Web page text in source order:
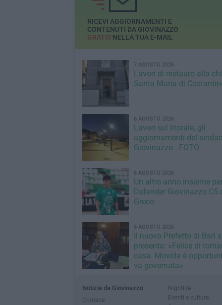
RICEVI AGGIORNAMENTI E
CONTENUTI DA GIOVINAZZO
GRATISNELLA TUA E-MAIL
7 AGOSTO 2026
Lavori di restauro alla
Santa Maria di
6 AGOSTO 2026
Lavori sul litorale, gli
aggiornamenti del
Giovinazzo - FOTO
6 AGOSTO 2026
Un altro anno insieme
Defender Giovinazzo C5
Greco
5 AGOSTO 2026
Il nuovo Prefetto di Bari
presenta: «Felice di
casa. Movida è
va governata»
Notizie da Giovinazzo
Cronaca
Nightlife
Eventi e cultura